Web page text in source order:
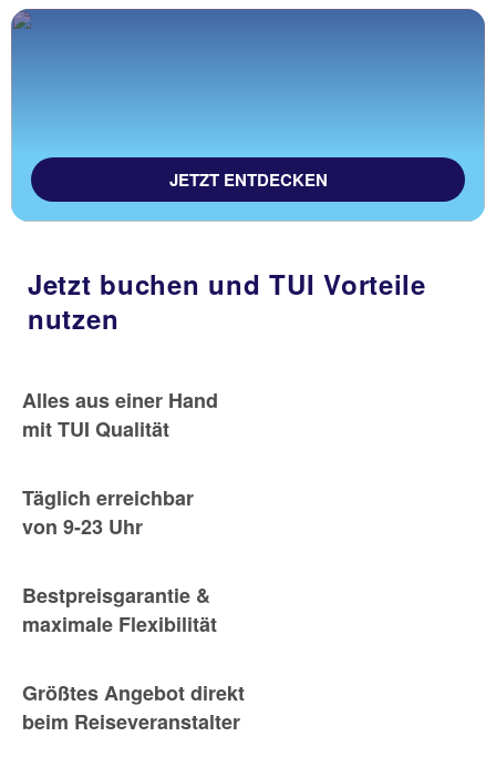
JETZT ENTDECKEN
Jetzt buchen und TUI Vorteile
nutzen
Alles aus einer Hand
mit TUI Qualität
Täglich erreichbar
von 9-23 Uhr
Bestpreisgarantie &
maximale Flexibilität
Größtes Angebot direkt
beim Reiseveranstalter